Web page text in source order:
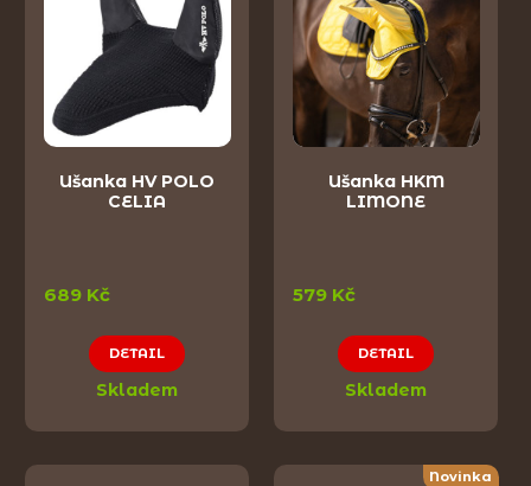
Ušanka HV POLO
CELIA
689 Kč
DETAIL
Skladem
Ušanka HKM
LIMONE
579 Kč
DETAIL
Skladem
Novinka